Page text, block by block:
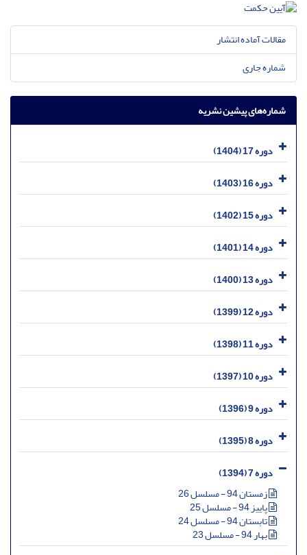
مقالات آماده انتشار
شماره جاری
شماره‌های پیشین نشریه
دوره 17 (1404)
دوره 16 (1403)
دوره 15 (1402)
دوره 14 (1401)
دوره 13 (1400)
دوره 12 (1399)
دوره 11 (1398)
دوره 10 (1397)
دوره 9 (1396)
دوره 8 (1395)
دوره 7 (1394)
زمستان 94 - مسلسل 26
پاییز 94 - مسلسل 25
تابستان 94 - مسلسل 24
بهار 94 - مسلسل 23